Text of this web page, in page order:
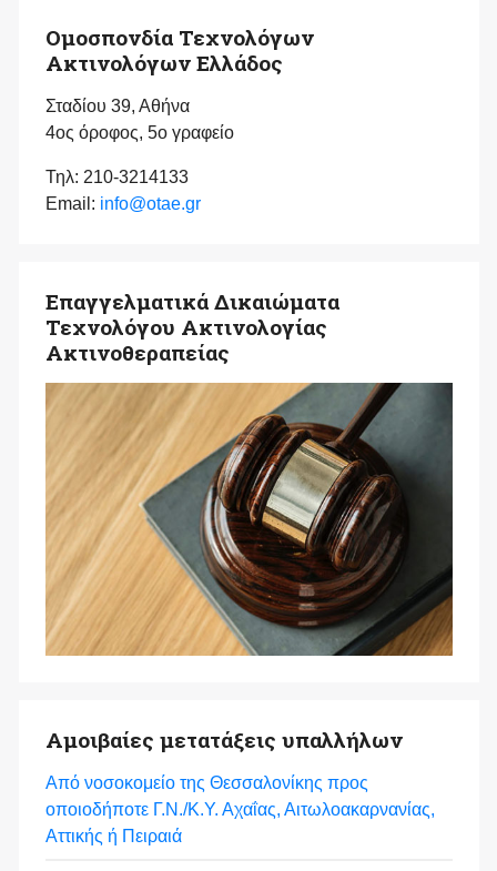
Ομοσπονδία Τεχνολόγων
Ακτινολόγων Ελλάδος
Σταδίου 39, Αθήνα
4ος όροφος, 5ο γραφείο
Τηλ: 210-3214133
Email: info@otae.gr
Επαγγελματικά Δικαιώματα
Τεχνολόγου Ακτινολογίας
Ακτινοθεραπείας
Αμοιβαίες μετατάξεις υπαλλήλων
Από νοσοκομείο της Θεσσαλονίκης προς
οποιοδήποτε Γ.Ν./Κ.Υ. Αχαΐας, Αιτωλοακαρνανίας,
Αττικής ή Πειραιά